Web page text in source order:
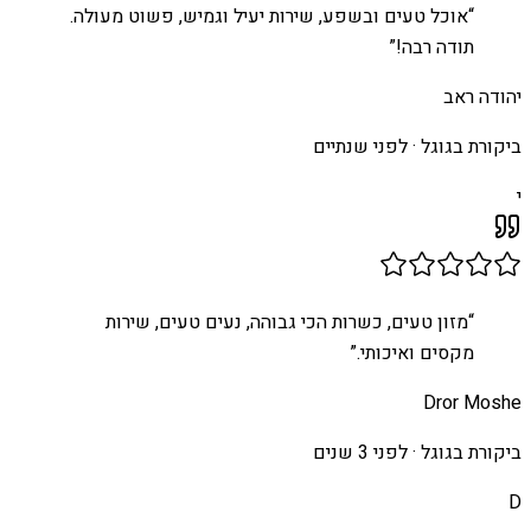
“אוכל טעים ובשפע, שירות יעיל וגמיש, פשוט מעולה.
תודה רבה!”
יהודה ראב
ביקורת בגוגל ·לפני שנתיים
י
“מזון טעים, כשרות הכי גבוהה, נעים טעים, שירות
מקסים ואיכותי.”
Dror Moshe
ביקורת בגוגל ·לפני 3 שנים
D